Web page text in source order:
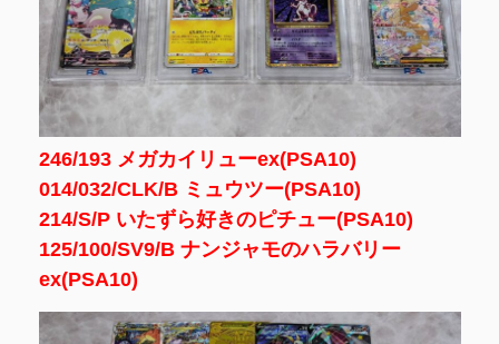
246/193 メガカイリューex(PSA10)
014/032/CLK/B ミュウツー(PSA10)
214/S/P いたずら好きのピチュー(PSA10)
125/100/SV9/B ナンジャモのハラバリー
ex(PSA10)